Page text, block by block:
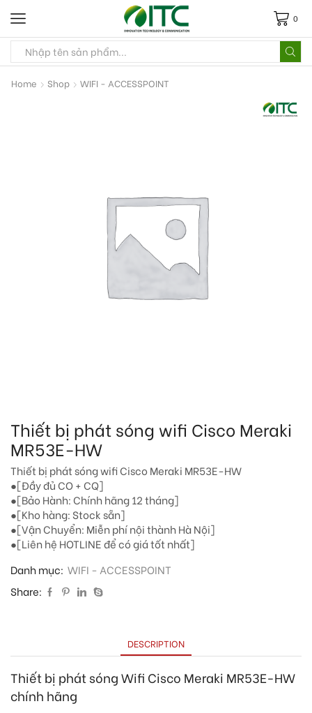
0
Home Shop WIFI - ACCESSPOINT
Thiết bị phát sóng wifi Cisco Meraki
MR53E-HW
Thiết bị phát sóng wifi Cisco Meraki MR53E-HW
●[Đầy đủ CO + CQ]
●[Bảo Hành: Chính hãng 12 tháng]
●[Kho hàng: Stock sẵn]
●[Vận Chuyển: Miễn phí nội thành Hà Nội]
●[Liên hệ HOTLINE để có giá tốt nhất]
Danh mục: WIFI - ACCESSPOINT
Share:
DESCRIPTION
Thiết bị phát sóng Wifi Cisco Meraki MR53E-HW
chính hãng